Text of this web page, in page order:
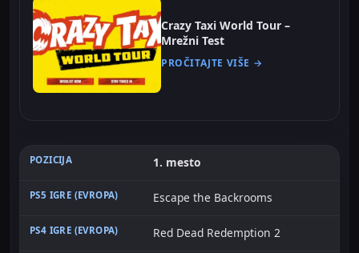
Crazy Taxi World Tour –
Mrežni Test
PROČITAJTE VIŠE →
1. mesto
Escape the Backrooms
Red Dead Redemption 2